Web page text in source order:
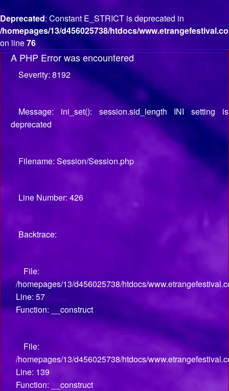
Deprecated: Constant E_STRICT is deprecated in
/homepages/13/d456025738/htdocs/
on line76
A PHP Error was encountered
Severity: 8192
Message: ini_set(): session.sid_length INI setting is
deprecated
Filename: Session/Session.php
Line Number: 426
Backtrace:
File:
/homepages/13/d456025738/htdocs/
Line: 57
Function: __construct
File:
/homepages/13/d456025738/htdocs/
Line: 139
Function: __construct